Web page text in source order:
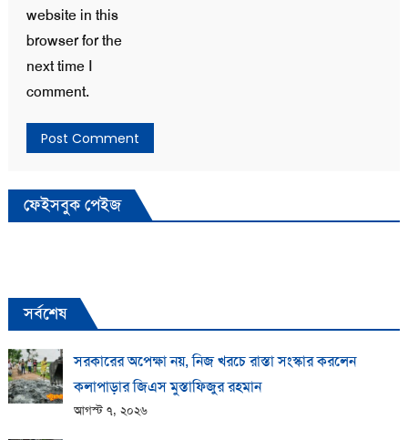
website in this
browser for the
next time I
comment.
ফেইসবুক পেইজ
সর্বশেষ
সরকারের অপেক্ষা নয়, নিজ খরচে রাস্তা সংস্কার করলেন
কলাপাড়ার জিএস মুস্তাফিজুর রহমান
আগস্ট ৭, ২০২৬